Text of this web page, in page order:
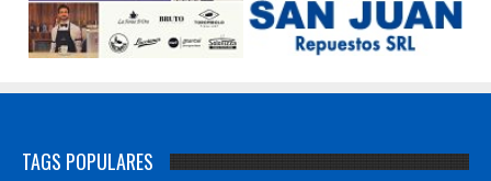
TAGS POPULARES